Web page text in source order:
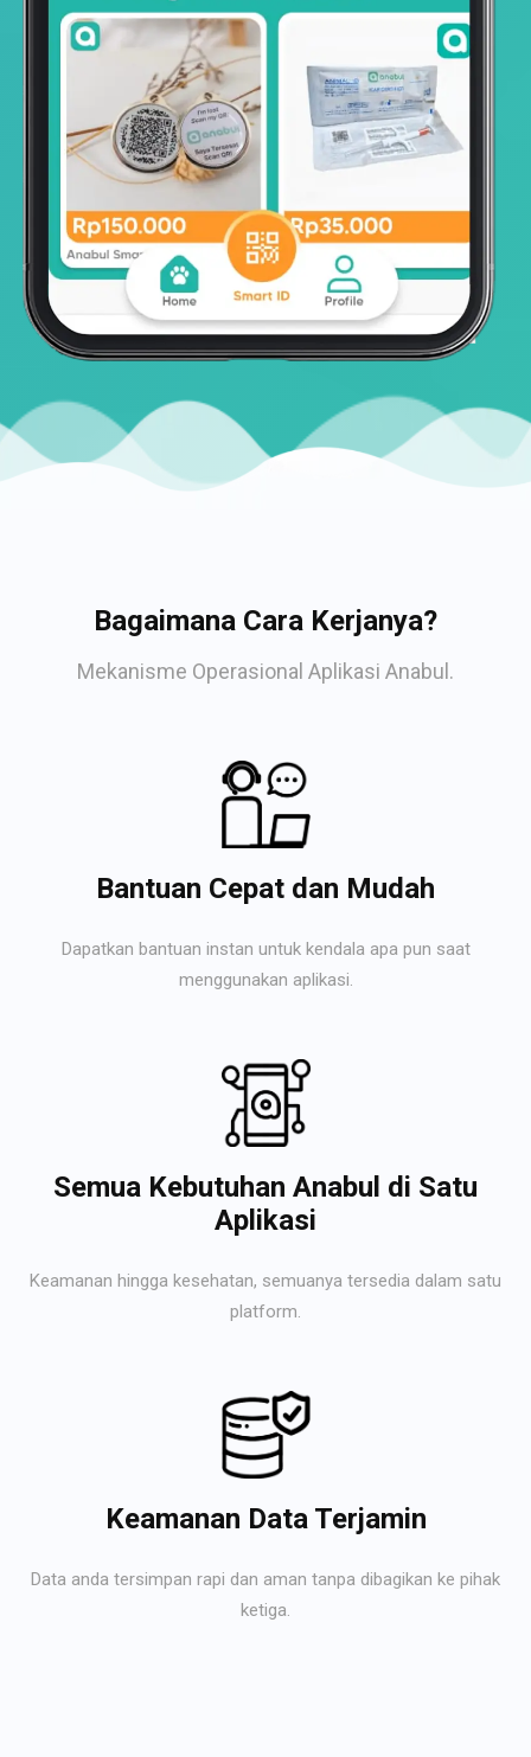
Bagaimana Cara Kerjanya?
Mekanisme Operasional Aplikasi Anabul.
Bantuan Cepat dan Mudah
Dapatkan bantuan instan untuk kendala apa pun saat
menggunakan aplikasi.
Semua Kebutuhan Anabul di Satu
Aplikasi
Keamanan hingga kesehatan, semuanya tersedia dalam satu
platform.
Keamanan Data Terjamin
Data anda tersimpan rapi dan aman tanpa dibagikan ke pihak
ketiga.